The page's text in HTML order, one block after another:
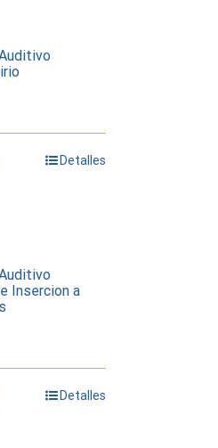
Detalles
Insercion a
Detalles